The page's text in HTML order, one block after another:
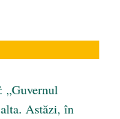
„Guvernul
Astăzi, în